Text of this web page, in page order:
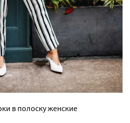
в полоску женские